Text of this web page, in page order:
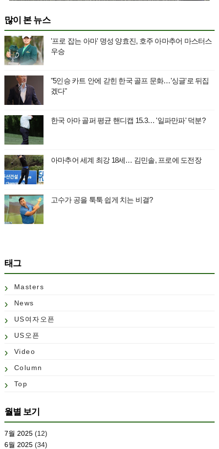
많이 본 뉴스
'프로 잡는 아마' 명성 양효진, 호주 아마추어 마스터스
우승
"5인승 카트 안에 갇힌 한국 골프 문화…'싱글'로 뒤집
겠다"
한국 아마 골퍼 평균 핸디캡 15.3… '일파만파' 덕분?
아마추어 세계 최강 18세… 김민솔, 프로에 도전장
고수가 공을 툭툭 쉽게 치는 비결?
태그
Masters
News
US여자오픈
US오픈
Video
Column
Top
월별 보기
7월 2025(12)
6월 2025(34)